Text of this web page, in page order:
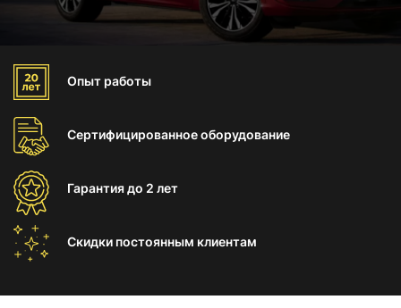
Опыт работы
Сертифицированноеоборудование
Гарантиядо 2 лет
Скидки постоянным клиентам